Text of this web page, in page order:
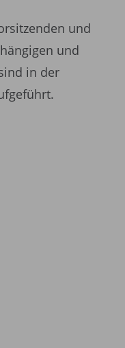
und
und
in der